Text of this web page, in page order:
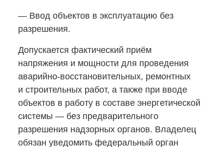
— Ввод объектов в эксплуатацию без
разрешения.
Допускается фактический приём
напряжения и мощности для проведения
аварийно‑восстановительных, ремонтных
и строительных работ, а также при вводе
объектов в работу в составе энергетической
системы — без предварительного
разрешения надзорных органов. Владелец
обязан уведомить федеральный орган